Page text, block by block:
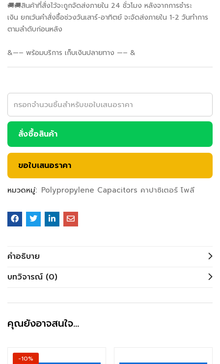
🚚🚚สินค้าที่สั่งไว้จะถูกจัดส่งภายใน 24 ชั่วโมง หลังจากการชำระ
เงิน ยกเว้นคำสั่งซื้อช่วงวันเสาร์-อาทิตย์ จะจัดส่งภายใน 1-2 วันทำการ
ตามลำดับก่อนหลัง
&—– พร้อมบริการ เก็บเงินปลายทาง —– &
สั่งซื้อสินค้า
ขอใบเสนอราคา
หมวดหมู่: Polypropylene Capacitors คาปาซิเตอร์ โพลี
คำอธิบาย
บทวิจารณ์ (0)
คุณยังอาจสนใจ…
-10%